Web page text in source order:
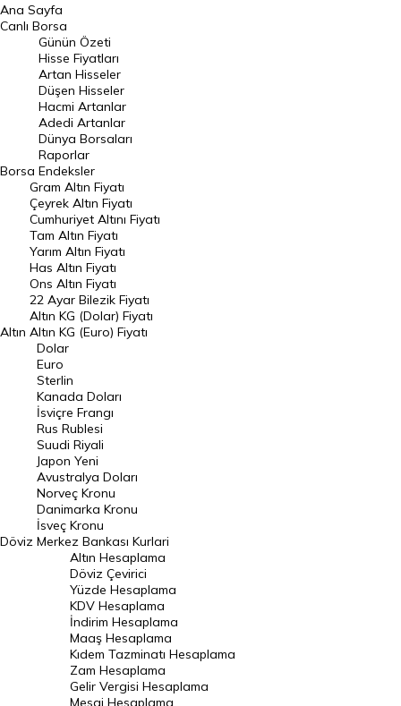
BIST 100 Hisseleri
En Çok Artan Hisseler
En Çok Düşen Hisseler
Hacmi Artanlar
Geçmiş Kapanışlar
Dünya Borsaları
Raporlar
Endeksler
DÖVİZ
Döviz Kuru
Dolar Kuru
Euro Kuru
Pound Kuru
Frank Kuru
Riyal Kuru
Avustralya Doları
Danimarka Kronu Kuru
Kanada Doları Kuru
Norveç Kronu Kuru
İsveç Kronu Kuru
Japon Yeni Kuru
Serbest Piyasa Döviz Kurları
Merkez Bankası Döviz Kurları
Ana Sayfa
Canlı Borsa
Borsa
Günün Özeti
Hisse Fiyatları
Artan Hisseler
Düşen Hisseler
Hacmi Artanlar
Adedi Artanlar
Dünya Borsaları
Raporlar
Endeksler
Altın
Gram Altın Fiyatı
Çeyrek Altın Fiyatı
Cumhuriyet Altını Fiyatı
Tam Altın Fiyatı
Yarım Altın Fiyatı
Has Altın Fiyatı
Ons Altın Fiyatı
22 Ayar Bilezik Fiyatı
Altın KG (Dolar) Fiyatı
Altın KG (Euro) Fiyatı
Döviz
Dolar
Euro
Sterlin
Kanada Doları
İsviçre Frangı
Rus Rublesi
Suudi Riyali
Japon Yeni
Avustralya Doları
Norveç Kronu
Danimarka Kronu
İsveç Kronu
Merkez Bankası Kurlari
Altın Hesaplama
Döviz Çevirici
Yüzde Hesaplama
KDV Hesaplama
İndirim Hesaplama
Maaş Hesaplama
Kıdem Tazminatı Hesaplama
Zam Hesaplama
Gelir Vergisi Hesaplama
Mesai Hesaplama